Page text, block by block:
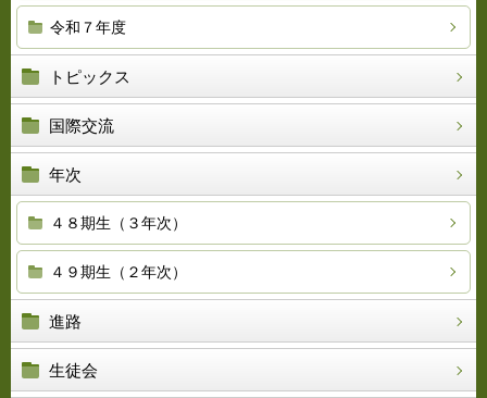
令和７年度
トピックス
国際交流
年次
４８期生（３年次）
４９期生（２年次）
進路
生徒会